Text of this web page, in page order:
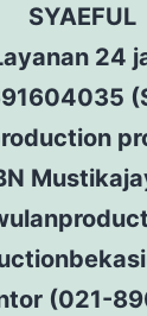
SYAEFUL
24
(021-